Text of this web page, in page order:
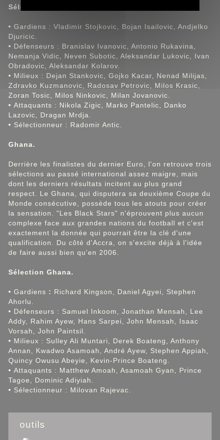
Sélection Serbie.
• Gardiens : Vladimir Stojkovic, Bojan Isailovic, Andjelko
Djuricic.
• Défenseurs : Branislav Ivanovic, Antonio Rukavina,
Nemanja Vidic, Neven Subotic, Aleksandar Lukovic, Ivan
Obradovic, Aleksandar Kolarov.
• Milieux : Dejan Stankovic, Gojko Kacar, Nenad Milijas,
Zdravko Kuzmanovic, Radosav Petrovic, Milos Krasic,
Zoran Tosic, Milos Ninkovic, Milan Jovanovic.
• Attaquants : Nikola Zigic, Marko Pantelic, Danko
Lazovic, Dragan Mrdja.
• Sélectionneur : Radomir Antic.
Ghana.
Derrière les finalistes du dernier Euro, l'on retrouve trois
sélections au passé international assez maigre, mais
dont les derniers résultats incitent au plus grand
respect. Le Ghana, qui disputera sa deuxième Coupe du
Monde consécutive, possède tous les atouts pour créer
la sensation. "Les Black Stars" n'éprouvent plus aucun
complexe face aux grandes nations du football et c'est
exactement la donnée qui pourrait être la clé d'une
qualification. Du côté d'Accra, on s'excite déjà à l'idée
de faire aussi bien qu'en 2006.
Sélection Ghana.
• Gardiens : Richard Kingson, Daniel Agyei, Stephen
Ahorlu.
• Défenseurs : Samuel Inkoom, Jonathan Mensah, Lee
Addy, Rahim Ayew, Hans Sarpei, John Mensah, Isaac
Vorsah, John Paintsil.
• Milieux : Sulley Ali Muntari, Derek Boateng, Anthony
Annan, Kwadwo Asamoah, André Ayew, Stephen Appiah,
Quincy Owusu Abeyie, Kevin-Prince Boateng.
• Attaquants : Matthew Amoah, Asamoah Gyan, Prince
Tagoe, Dominic Adiyiah.
• Sélectionneur : Milovan Rajevac.
outils